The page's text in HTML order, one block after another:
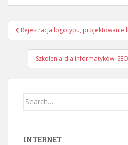
Nawigacja
wpisu
Rejestracja logotypu, projektowanie
Szkolenia dla informatyków.
Search
INTERNET